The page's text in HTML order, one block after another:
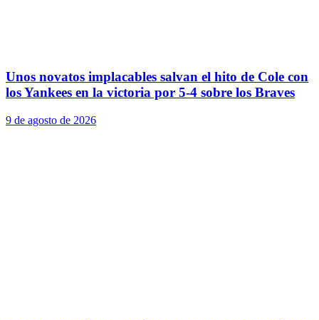
Unos novatos implacables salvan el hito de Cole con
los Yankees en la victoria por 5-4 sobre los Braves
9 de agosto de 2026